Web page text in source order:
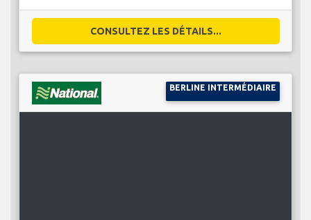
CONSULTEZ LES DÉTAILS...
BERLINE INTERMÉDIAIRE